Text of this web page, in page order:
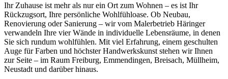
Ihr Zuhause ist mehr als nur ein Ort zum Wohnen – es ist Ihr
Rückzugsort, Ihre persönliche Wohlfühloase. Ob Neubau,
Renovierung oder Sanierung – wir vom Malerbetrieb Häringer
verwandeln Ihre vier Wände in individuelle Lebensräume, in denen
Sie sich rundum wohlfühlen. Mit viel Erfahrung, einem geschulten
Auge für Farben und höchster Handwerkskunst stehen wir Ihnen
zur Seite – im Raum Freiburg, Emmendingen, Breisach, Müllheim,
Neustadt und darüber hinaus.